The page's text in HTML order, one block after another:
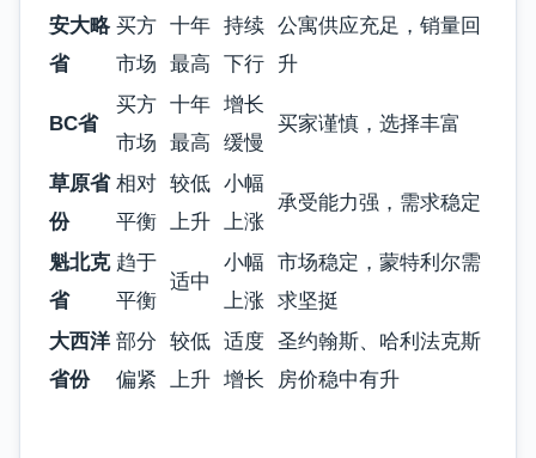
安大略
省
买方
市场
十年
最高
持续
下行
公寓供应充足，销量回
升
BC省
买方
市场
十年
最高
增长
缓慢
买家谨慎，选择丰富
草原省
份
相对
平衡
较低
上升
小幅
上涨
承受能力强，需求稳定
魁北克
省
趋于
平衡
适中
小幅
上涨
市场稳定，蒙特利尔需
求坚挺
大西洋
省份
部分
偏紧
较低
上升
适度
增长
圣约翰斯、哈利法克斯
房价稳中有升